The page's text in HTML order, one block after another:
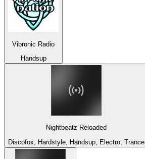
Vibronic Radio
Handsup
Nightbeatz Reloaded
Discofox, Hardstyle, Handsup, Electro, Trance